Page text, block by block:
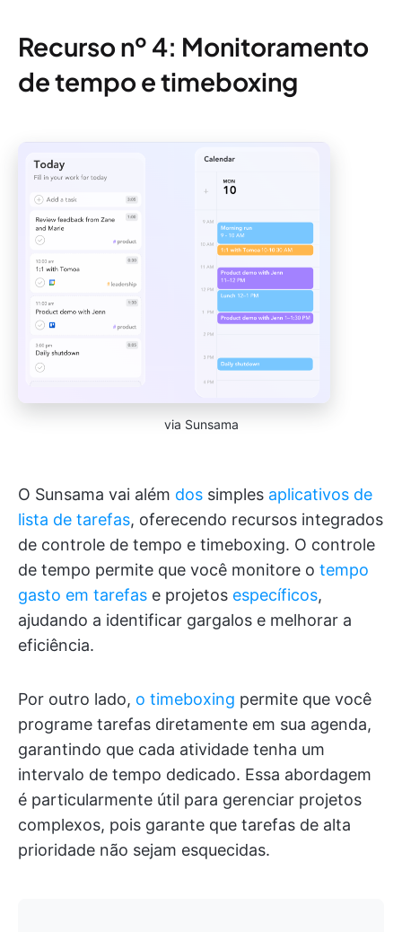
Recurso nº 4: Monitoramento
de tempo e timeboxing
via Sunsama
O Sunsama vai além dos simples aplicativos de
lista de tarefas, oferecendo recursos integrados
de controle de tempo e timeboxing. O controle
de tempo permite que você monitore o tempo
gasto em tarefas e projetos específicos,
ajudando a identificar gargalos e melhorar a
eficiência.
Por outro lado, o timeboxing permite que você
programe tarefas diretamente em sua agenda,
garantindo que cada atividade tenha um
intervalo de tempo dedicado. Essa abordagem
é particularmente útil para gerenciar projetos
complexos, pois garante que tarefas de alta
prioridade não sejam esquecidas.